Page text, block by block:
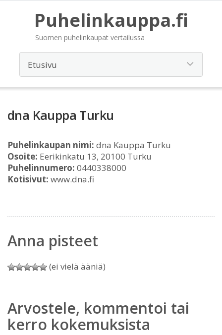
Puhelinkauppa.fi
Suomen puhelinkaupat vertailussa
dna Kauppa Turku
Puhelinkaupan nimi: dna Kauppa Turku
Osoite: Eerikinkatu 13, 20100 Turku
Puhelinnumero: 0440338000
Kotisivut: www.dna.fi
Anna pisteet
(ei vielä ääniä)
Arvostele, kommentoi tai
kerro kokemuksista